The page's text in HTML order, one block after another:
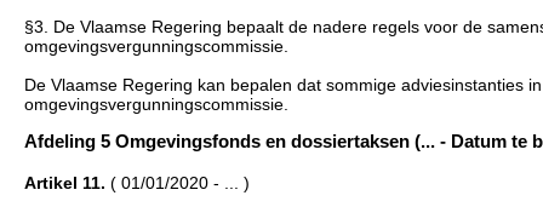
§3. De Vlaamse Regering bepaalt de nadere regels voor de
omgevingsvergunningscommissie.
De Vlaamse Regering kan bepalen dat sommige adviesinstanties
omgevingsvergunningscommissie.
Afdeling 5 Omgevingsfonds en dossiertaksen (... - Datum te
Artikel 11. ( 01/01/2020 - ... )